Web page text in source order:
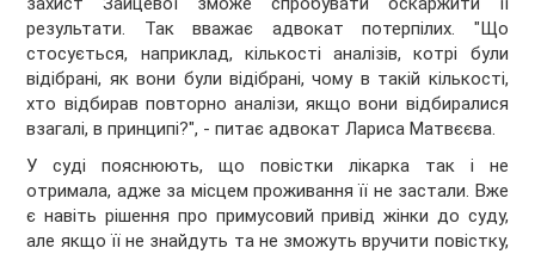
результати. Так вважає адвокат потерпілих. "Що
стосується, наприклад, кількості аналізів, котрі були
відібрані, як вони були відібрані, чому в такій кількості,
хто відбирав повторно аналізи, якщо вони відбиралися
взагалі, в принципі?", - питає адвокат Лариса Матвєєва.
У суді пояснюють, що повістки лікарка так і не
отримала, адже за місцем проживання її не застали. Вже
є навіть рішення про примусовий привід жінки до суду,
але якщо її не знайдуть та не зможуть вручити повістку,